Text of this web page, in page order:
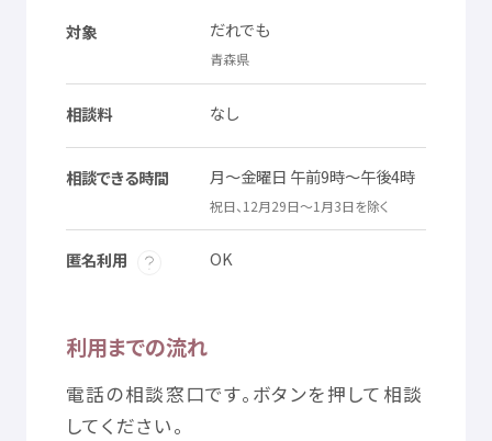
© Mex
対象 だれでも
青森県
相談料 なし
相談できる時間 月～金曜日 午前9時～午後4時
祝日、12月29日～1 月3日を除く
匿名利用
住所 電話
番号
通知
等
分
OK
利用までの流れ
電話の相談窓口です。ボタンを押 して 相談
してください。